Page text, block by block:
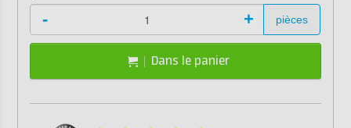
- + pièces
Dans le panier